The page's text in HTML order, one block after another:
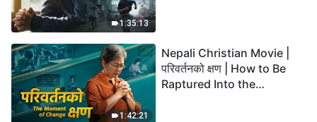
1:35:13
1:42:21
Nepali Christian Movie |
परिवर्तनको क्षण | How to Be
Raptured Into the